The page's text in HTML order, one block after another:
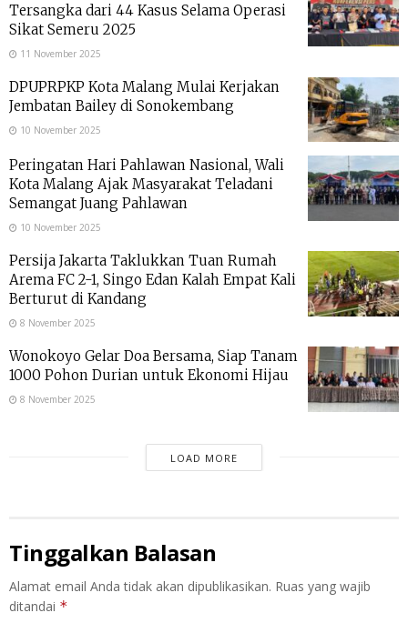
Tersangka dari 44 Kasus Selama Operasi
Sikat Semeru 2025
11 November 2025
DPUPRPKP Kota Malang Mulai Kerjakan
Jembatan Bailey di Sonokembang
10 November 2025
Peringatan Hari Pahlawan Nasional, Wali
Kota Malang Ajak Masyarakat Teladani
Semangat Juang Pahlawan
10 November 2025
Persija Jakarta Taklukkan Tuan Rumah
Arema FC 2-1, Singo Edan Kalah Empat Kali
Berturut di Kandang
8 November 2025
Wonokoyo Gelar Doa Bersama, Siap Tanam
1000 Pohon Durian untuk Ekonomi Hijau
8 November 2025
LOAD MORE
Tinggalkan Balasan
Alamat email Anda tidak akan dipublikasikan. Ruas yang wajib
ditandai *